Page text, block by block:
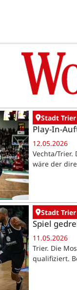
Stadt Trier
Play-In-
12.05.2026
Vechta/Trier.
wäre der
Stadt Trier
Spiel
11.05.2026
Trier. Die
qualifiziert.